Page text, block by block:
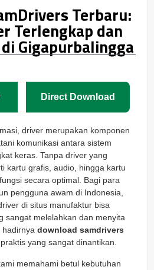
Terbaru:
Terlengkap dan
Gigapurbalingga
Direct Download
driver merupakan komponen
komunikasi antara sistem
keras. Tanpa driver yang
kartu grafis, audio, hingga kartu
secara optimal. Bagi para
pengguna awam di Indonesia,
di situs manufaktur bisa
sangat melelahkan dan menyita
hadirnya download samdrivers
yang sangat dinantikan.
memahami betul kebutuhan